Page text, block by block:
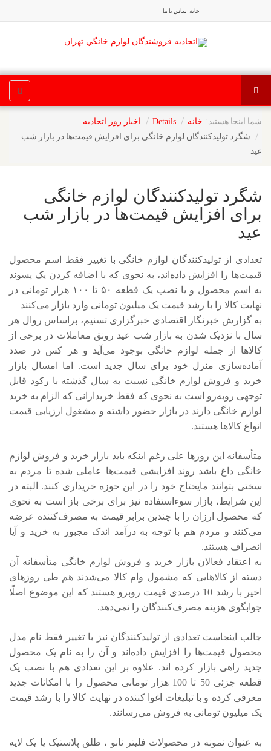
خانه تماس با ما
شما اینجا هستید: خانه Details اخبار روز اتحادیه
شگرد تولیدکنندگان لوازم خانگی برای افزایش قیمت‌ها در بازار شب
عید
شگرد تولیدکنندگان لوازم خانگی
برای افزایش قیمت‌ها در بازار شب
عید
تعدادی از تولیدکنندگان لوازم خانگی با تغییر فقط اسم محصول
قیمت‌ها را افزایش داده‌اند، به نحوی که با اضافه کردن یک پسوند
به اسم محصول و یا نصب یک قطعه ۵۰ تا ۱۰۰ هزار تومانی در
نهایت کالا را با رشد قیمت یک میلیون تومانی وارد بازار می‌کنند
به گزارش خبرنگار اقتصادی خبرگزاری تسنیم، براساس روال هر
سال با نزدیک شدن به بازار شب عید رونق معاملات در برخی از
کالاها از جمله لوازم خانگی بوجود می‌آید و هر کس در صدد
آماده‌سازی منزل خود برای سال جدید است. اما امسال بازار
خرید و فروش لوازم خانگی نسبت به سال گذشته با رکود قابل
توجهی روبه‌رو است به نحوی که فقط خریدارانی که الزام به خرید
لوازم خانگی دارند در بازار حضور داشته و مشغول ارزیابی قیمت
انواع کالاها هستند.
متأسفانه این روزها علی رغم اینکه باید بازار خرید و فروش لوازم
خانگی داغ باشد روند افزایشی قیمت‌ها عاملی شده تا مردم به
سختی بتوانند مایحتاج خود را در این حوزه خریداری کنند. البته در
این شرایط، بازار سوءاستفاده نیز برای برخی باز است به نحوی
که محصول ارزان را با چندین برابر قیمت به مصرف‌کننده عرضه
می‌کنند و مردم هم با توجه به درآمد اندک مجبور به خرید و آیا
انصراف هستند.
به اعتقاد فعالان بازار خرید و فروش لوازم خانگی متأسفانه آن
دسته از کالاهایی که مشمول وام کالا می‌شدند هم طی روزهای
اخیر با رشد 10 درصدی قیمت روبرو هستند که این موضوع اصلًا
جوابگوی هزینه مصرف‌کنندگان را نمی‌دهد.
جالب اینجاست تعدادی از تولیدکنندگان نیز با تغییر فقط نام مدل
محصول قیمت‌ها را افزایش داده‌اند و آن را به نام یک محصول
جدید راهی بازار کرده اند. علاوه بر این تعدادی هم با نصب یک
قطعه جزئی 50 تا 100 هزار تومانی محصول را با امکانات جدید
معرفی کرده و با تبلیغات اغوا کننده در نهایت کالا را با رشد قیمت
یک میلیون تومانی به فروش می‌رسانند.
به عنوان نمونه در محصولات فلیتر نانو ، طلق پلاستیک یا یک لایه